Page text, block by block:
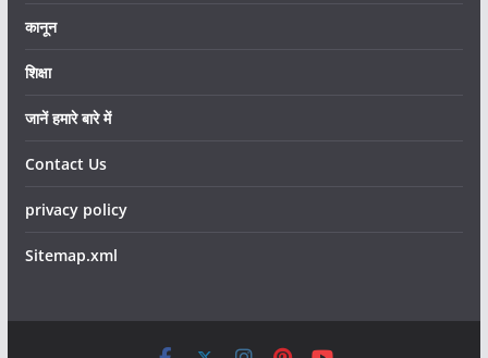
कानून
शिक्षा
जानें हमारे बारे में
Contact Us
privacy policy
Sitemap.xml